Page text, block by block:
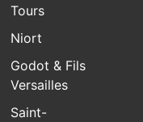
Tours
Niort
Godot & Fils
Versailles
Saint-